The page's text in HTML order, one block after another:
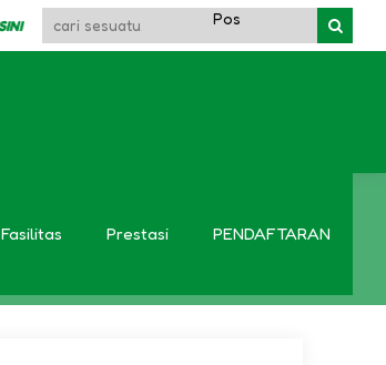
Fasilitas Prestasi PENDAFTARAN